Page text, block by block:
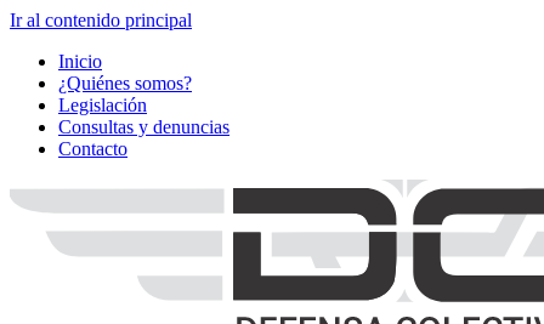
Ir al contenido principal
Inicio
¿Quiénes somos?
Legislación
Consultas y denuncias
Contacto